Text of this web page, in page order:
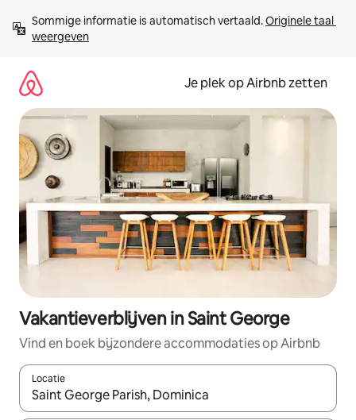
direct
naar
Sommige informatie is automatisch vertaald. Originele taal
weergeven
Je plek op Airbnb zetten
Vakantieverblijven in Saint George
Vind en boek bijzondere accommodaties op Airbnb
Locatie
Wanneer er resultaten beschikbaar zijn, maak je een keuze